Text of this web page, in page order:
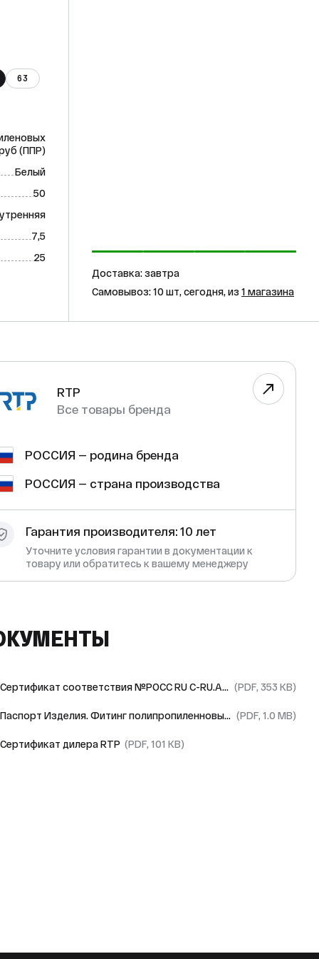
63
(ППР)
Белый
50
7,5
25
Доставка: завтра
Самовывоз: 10 шт, сегодня, из 1 магазина
RTP
Все товары бренда
РОССИЯ — родина бренда
РОССИЯ — страна производства
Гарантия производителя: 10 лет
Уточните условия гарантии в документации к
товару или обратитесь к вашему менеджеру
Сертификат соответствия №РОСС RU С-RU.АЯ09.В.01727/23 (PDF, 353 KB)
Паспорт Изделия. Фитинг полипропиленновый RTP (PDF, 1.0 MB)
Сертификат дилера RTP (PDF, 101 KB)